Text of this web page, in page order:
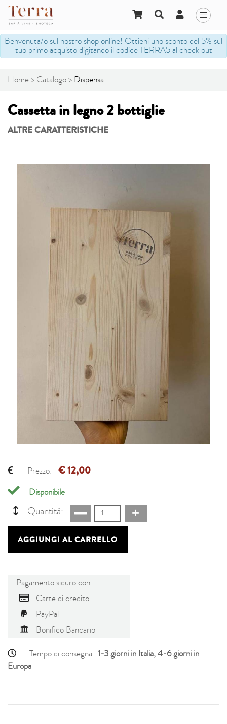
Benvenuta/o sul nostro shop online! Ottieni uno sconto del 5% sul
tuo primo acquisto digitando il codice TERRA5 al check out
Home Catalogo Dispensa
Cassetta in legno 2 bottiglie
ALTRE CARATTERISTICHE
Prezzo: € 12,00
Disponibile
Quantità:
AGGIUNGI AL CARRELLO
Pagamento sicuro con:
Carte di credito
PayPal
Bonifico Bancario
Tempo di consegna: 1-3 giorni in Italia, 4-6 giorni in
Europa